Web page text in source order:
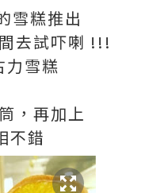
雪糕推出
去試吓喇 !!!
雪糕
，再加上
不錯